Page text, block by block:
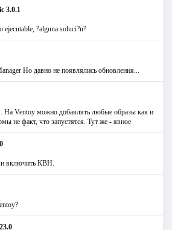
3.0.1
ejecutable, ?alguna soluci?n?
Но давно не появлялись обновления...
На Ventoy можно добавлять любые образы как и
не факт, что запустятся. Тут же - явное
включить КВН.